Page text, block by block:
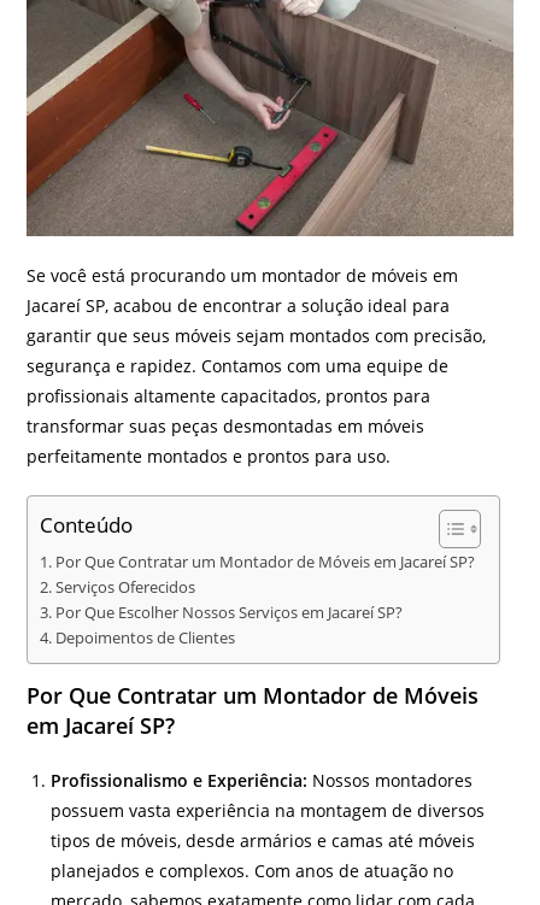
Se você está procurando um montador de móveis em
Jacareí SP, acabou de encontrar a solução ideal para
garantir que seus móveis sejam montados com precisão,
segurança e rapidez. Contamos com uma equipe de
profissionais altamente capacitados, prontos para
transformar suas peças desmontadas em móveis
perfeitamente montados e prontos para uso.
Conteúdo
Por Que Contratar um Montador de Móveis em Jacareí SP?
Serviços Oferecidos
Por Que Escolher Nossos Serviços em Jacareí SP?
Depoimentos de Clientes
Por Que Contratar um Montador de Móveis
em Jacareí SP?
Profissionalismo e Experiência: Nossos montadores
possuem vasta experiência na montagem de diversos
tipos de móveis, desde armários e camas até móveis
planejados e complexos. Com anos de atuação no